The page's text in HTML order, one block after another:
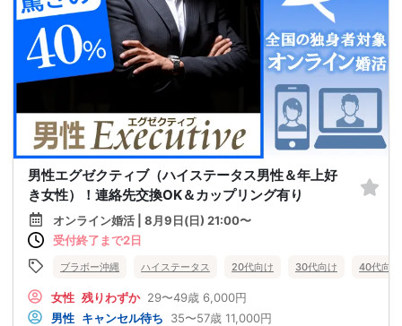
男性エグゼクティブ（ハイステータス男性＆年上好
き女性）！連絡先交換OK＆カップリング有り
オンライン婚活 | 8月9日(日) 21:00〜
受付終了まで2日
ブラボー沖縄 ハイステータス 20代向け 30代向け 40代向け
女性 残りわずか 29〜49歳 6,000円
男性 キャンセル待ち 35〜57歳 11,000円